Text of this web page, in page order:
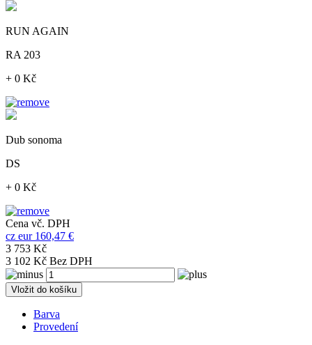
RUN AGAIN
RA 203
+ 0 Kč
Dub sonoma
DS
+ 0 Kč
Cena vč. DPH
cz eur 160,47 €
3 753 Kč
3 102 Kč Bez DPH
Vložit do košíku
Barva
Provedení